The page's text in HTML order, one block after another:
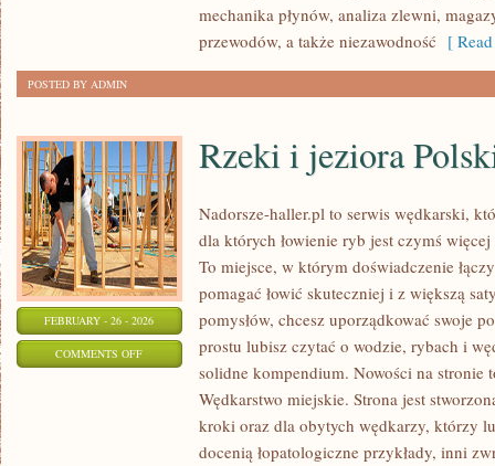
mechanika płynów, analiza zlewni,
przewodów, a także niezawodność [
POSTED BY ADMIN
FEBRUARY - 26 - 2026
COMMENTS OFFON
Rzeki i jeziora
Nadorsze-haller.pl to serwis wędkarski,
dla których łowienie ryb jest czymś
To miejsce, w którym doświadczenie
pomagać łowić skuteczniej i z większą
pomysłów, chcesz uporządkować swoje
prostu lubisz czytać o wodzie, rybach i
solidne kompendium. Nowości na stronie
Wędkarstwo miejskie. Strona jest
kroki oraz dla obytych wędkarzy, którzy
docenią łopatologiczne przykłady, inni